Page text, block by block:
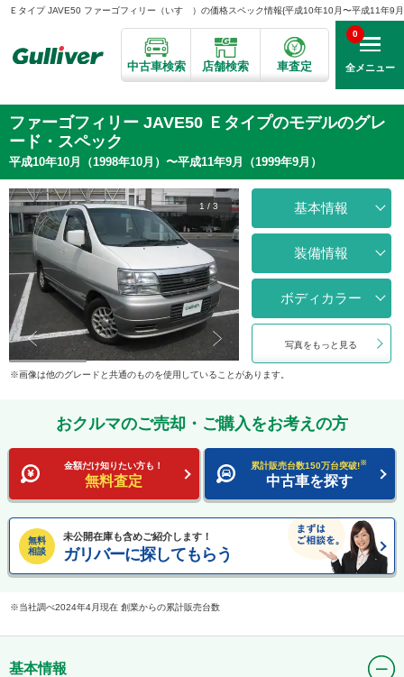
Ｅタイプ JAVE50 ファーゴフィリー（いすゞ）の価格スペック情報{平成10年10月〜平成11年9
中古車検索 店舗検索 車査定 全メニュー
0
ファーゴフィリー JAVE50 Ｅタイプのモデルのグレ
ード・スペック
平成10年10月（1998年10月）〜平成11年9月（1999年9月）
1 /3 基本情報
装備情報
ボディカラー
写真をもっと見る
画像は他のグレードと共通のものを使用していることがあります。
おクルマのご売却・ご購入をお考えの方
金額だけ知りたい方も！
無料査定
累計販売台数150万台突破!※
中古車を探す
無料
相談
未公開在庫も含めご紹介します！
ガリバーに探してもらう
当社調べ2024年4月現在 創業からの累計販売台数
基本情報